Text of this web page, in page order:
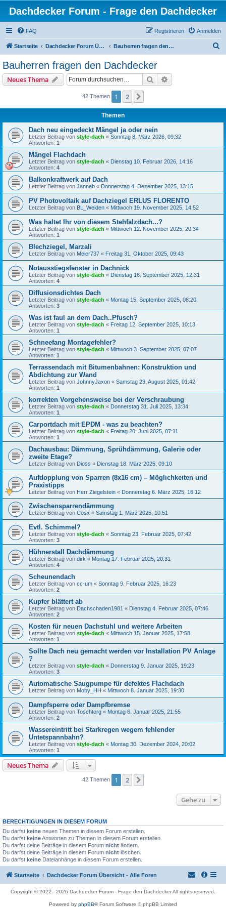
Dachdecker Forum - Frage den Dachdecker
FAQ Anmelden
Registrieren
Startseite Dachdecker Forum Übersicht - Alle Foren Bauherren fragen den Dachdecker
Bauherren fragen den Dachdecker
Neues Thema Suche
42 Themen 1 2
Themen
Dach neu eingedeckt Mängel ja oder nein
Letzter Beitrag von style-dach « Sonntag 8. März 2026, 09:32
Antworten: 1
Mängel Flachdach
Letzter Beitrag von style-dach « Dienstag 10. Februar 2026, 14:16
Antworten: 4
Balkonkraftwerk auf Dach
Letzter Beitrag von Janneb « Donnerstag 4. Dezember 2025, 13:15
PV Photovoltaik auf Dachziegel ERLUS FLORENTO
Letzter Beitrag von BL_Weiden « Mittwoch 19. November 2025, 14:52
Was haltet Ihr von diesem Stehfalzdach...?
Letzter Beitrag von style-dach « Mittwoch 12. November 2025, 20:34
Antworten: 1
Blechziegel, Marzali
Letzter Beitrag von Meier737 « Freitag 31. Oktober 2025, 09:43
Notausstiegsfenster in Dachnick
Letzter Beitrag von style-dach « Dienstag 16. September 2025, 12:31
Antworten: 4
Diffusionsdichtes Dach
Letzter Beitrag von style-dach « Montag 15. September 2025, 08:20
Antworten: 3
Was ist faul an dem Dach..Pfusch?
Letzter Beitrag von style-dach « Freitag 12. September 2025, 10:13
Antworten: 1
Schneefang Montagefehler?
Letzter Beitrag von style-dach « Mittwoch 3. September 2025, 07:07
Antworten: 1
Terrassendach mit Bitumenbahnen: Konstruktion und
Abdichtung zur Wand
Letzter Beitrag von JohnnyJaxon « Samstag 23. August 2025, 01:42
Antworten: 1
korrekten Vorgehensweise bei der Verschraubung
Letzter Beitrag von style-dach « Donnerstag 31. Juli 2025, 13:34
Antworten: 1
Carportdach mit EPDM - was zu beachten?
Letzter Beitrag von style-dach « Freitag 20. Juni 2025, 07:11
Antworten: 1
Dachausbau: Dämmung, Sprühdämmung, Galerie oder
zweite Etage?
Letzter Beitrag von Dioss « Dienstag 18. März 2025, 09:10
Aufdopplung von Sparren (8x16 cm) – Möglichkeiten und
Praxistipps
Letzter Beitrag von Herr Ziegelstein « Donnerstag 6. März 2025, 16:12
Zwischensparrendämmung
Letzter Beitrag von Cosx « Samstag 1. März 2025, 10:51
Evtl. Schimmel?
Letzter Beitrag von style-dach « Sonntag 23. Februar 2025, 07:42
Antworten: 3
Hühnerstall Dachdämmung
Letzter Beitrag von dirk « Montag 17. Februar 2025, 20:31
Antworten: 4
Scheunendach
Letzter Beitrag von cc-um « Sonntag 9. Februar 2025, 16:23
Antworten: 2
Kupfer blättert ab
Letzter Beitrag von Dachschaden1981 « Dienstag 4. Februar 2025, 07:46
Antworten: 2
Kosten für neuen Dachstuhl und weitere Arbeiten
Letzter Beitrag von style-dach « Mittwoch 15. Januar 2025, 17:58
Antworten: 1
Sollte Dach neu gemacht werden vor Installation PV Anlage
?
Letzter Beitrag von style-dach « Donnerstag 9. Januar 2025, 19:23
Antworten: 3
Automatische Saugpumpe für defektes Flachdach
Letzter Beitrag von Moby_HH « Mittwoch 8. Januar 2025, 19:30
Dampfsperre oder Dampfbremse
Letzter Beitrag von Toschtorg « Montag 6. Januar 2025, 21:55
Antworten: 2
Wassereintritt bei Starkregen wegem fehlender
Untetspannbahn?
Letzter Beitrag von style-dach « Montag 30. Dezember 2024, 20:02
Antworten: 1
Neues Thema
42 Themen 1 2
Gehe zu
BERECHTIGUNGEN IN DIESEM FORUM
Du darfst keine neuen Themen in diesem Forum erstellen.
Du darfst keineAntworten zu Themen in diesem Forum erstellen.
Du darfst deine Beiträge in diesem Forum nicht ändern.
Du darfst deine Beiträge in diesem Forum nicht löschen.
Du darfst keine Dateianhänge in diesem Forum erstellen.
Startseite Dachdecker Forum Übersicht - Alle Foren
Copyright © 2022 - 2026 Dachdecker Forum - Frage den Dachdecker All rights reserved.
Powered by phpBB® Forum Software © phpBB Limited